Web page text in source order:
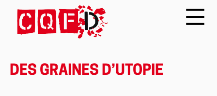
DES GRAINES D’UTOPIE